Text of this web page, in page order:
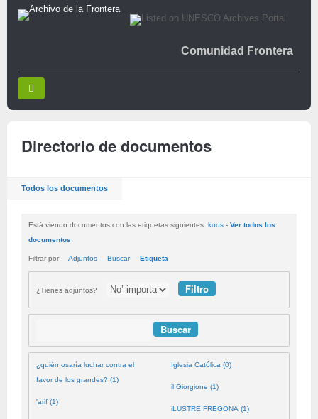
Comunidad Frontera
Directorio de documentos
Todos los documentos
Está viendo documentos con las etiquetas siguientes: kous - Ver todos los
documentos
Filtrar por: Adjuntos Buscar Etiqueta
¿Tienes adjuntos?
¿quién osaría luchar contra el
favor de los grandes? (1)
'arif (1)
Iglesia Católica (0)
il Giorgione (1)
iLUSTRE FREGONA (1)